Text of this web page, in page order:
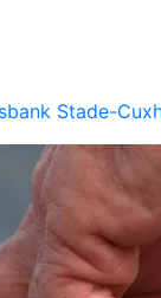
Stade-